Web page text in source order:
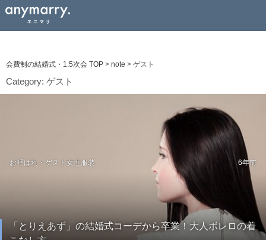
会費制の結婚式・1.5次会 TOP > note > ゲスト
Category: ゲスト
「とりえあず」の結婚式コーデから卒業！大人ボレロの着
お呼ばれ・ゲスト 女性服装 6年前